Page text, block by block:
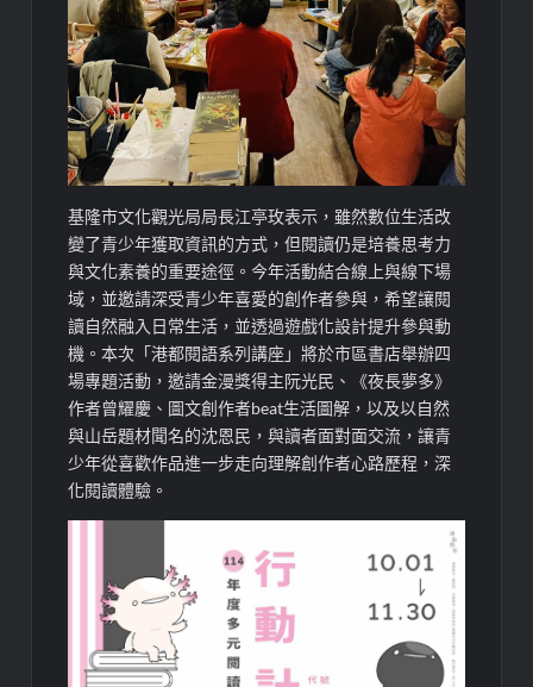
基隆市文化觀光局局長江亭玫表示，雖然數位生活改
變了青少年獲取資訊的方式，但閱讀仍是培養思考力
與文化素養的重要途徑。今年活動結合線上與線下場
域，並邀請深受青少年喜愛的創作者參與，希望讓閱
讀自然融入日常生活，並透過遊戲化設計提升參與動
機。本次「港都閱語系列講座」將於市區書店舉辦四
場專題活動，邀請金漫獎得主阮光民、《夜長夢多》
作者曾耀慶、圖文創作者beat生活圖解，以及以自然
與山岳題材聞名的沈恩民，與讀者面對面交流，讓青
少年從喜歡作品進一步走向理解創作者心路歷程，深
化閱讀體驗。